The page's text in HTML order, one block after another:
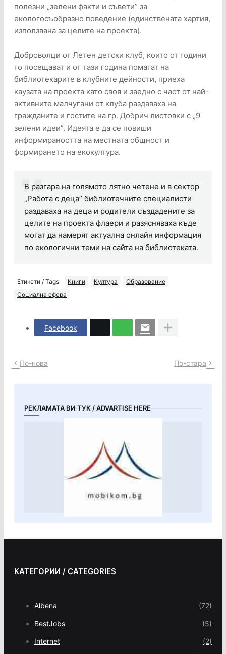
полезни „зелени факти и съвети” за
екологосъобразно поведение (единствената хартия,
използвана за целите на проекта).
Доброволци от Летен детски клуб, които от години
го посещават и от тази година помагат на
библиотекарите в клубните дейности, приеха
каузата на проекта като своя и заедно с част от най-
активните малчугани от клуба раздаваха на
гражданите и гостите на гр. Добрич листовки с „9
зелени идеи”. Идеята е да се повиши
информираността на местната общност и
формирането на екокултура.
В разгара на голямото лятно четене и в сектор
„Работа с деца” библиотечните специалисти
раздаваха на деца и родители създадените за
целите на проекта флаери и разясняваха къде
могат да намерят актуална онлайн информация
по екологични теми на сайта на библиотеката.
Етикети / Tags Книги Култура
Образование
Социална сфера
Facebook
По-нова По-стара
РЕКЛАМАТА ВИ ТУК / ADVARTISE HERE
КАТЕГОРИИ / CATEGORIES
Albena (72)
BestJobs (5)
Internet (2)